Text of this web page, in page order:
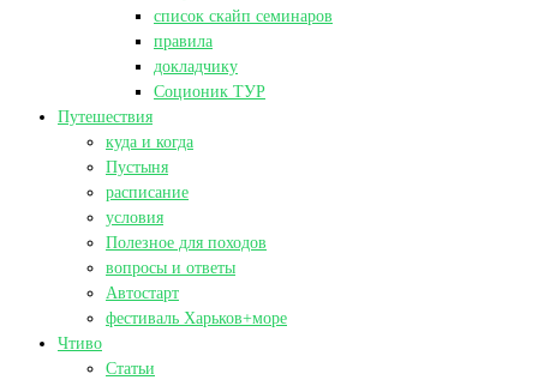
список скайп семинаров
правила
докладчику
Соционик ТУР
Путешествия
куда и когда
Пустыня
расписание
условия
Полезное для походов
вопросы и ответы
Автостарт
фестиваль Харьков+море
Чтиво
Статьи